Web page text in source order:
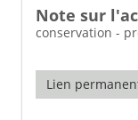
Note sur
conservation -
Lien